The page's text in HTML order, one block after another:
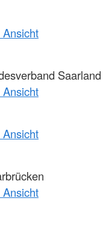
Saarland